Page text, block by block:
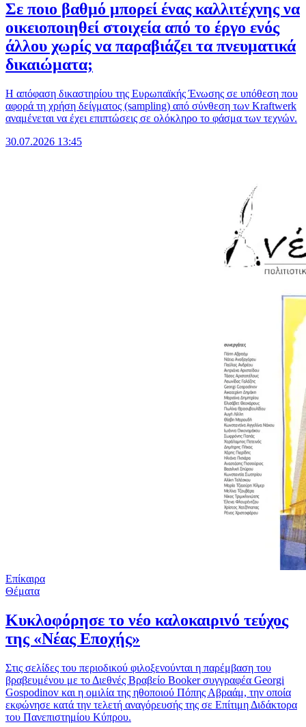
Σε ποιο βαθμό μπορεί ένας καλλιτέχνης να
οικειοποιηθεί στοιχεία από το έργο ενός
άλλου χωρίς να παραβιάζει τα πνευματικά
δικαιώματα;
Η απόφαση δικαστηρίου της Ευρωπαϊκής Ένωσης σε υπόθεση που
αφορά τη χρήση δείγματος (sampling) από σύνθεση των Kraftwerk
αναμένεται να έχει επιπτώσεις σε ολόκληρο το φάσμα των τεχνών.
30.07.2026 13:45
Επίκαιρα
Θέματα
Κυκλοφόρησε το νέο καλοκαιρινό τεύχος
της «Νέας Εποχής»
Στις σελίδες του περιοδικού φιλοξενούνται η παρέμβαση του
βραβευμένου με το Διεθνές Βραβείο Booker συγγραφέα Georgi
Gospodinov και η ομιλία της ηθοποιού Πόπης Αβραάμ, την οποία
εκφώνησε κατά την τελετή αναγόρευσής της σε Επίτιμη Διδάκτορα
του Πανεπιστημίου Κύπρου.